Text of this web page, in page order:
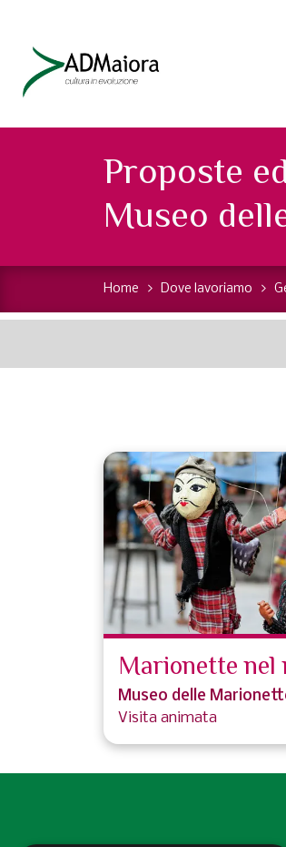
Proposte
Museo
Home Dove lavoriamo
Marionette nel
Museo delle
Visita animata